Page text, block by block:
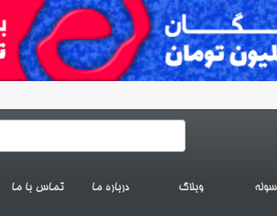
وبلاگ درباره ما تماس با ما